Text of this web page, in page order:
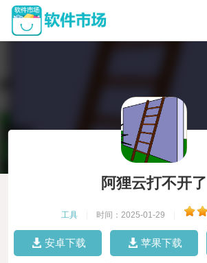
阿狸云打不开了
工具 时间：2025-01-29
安卓下载 苹果下载